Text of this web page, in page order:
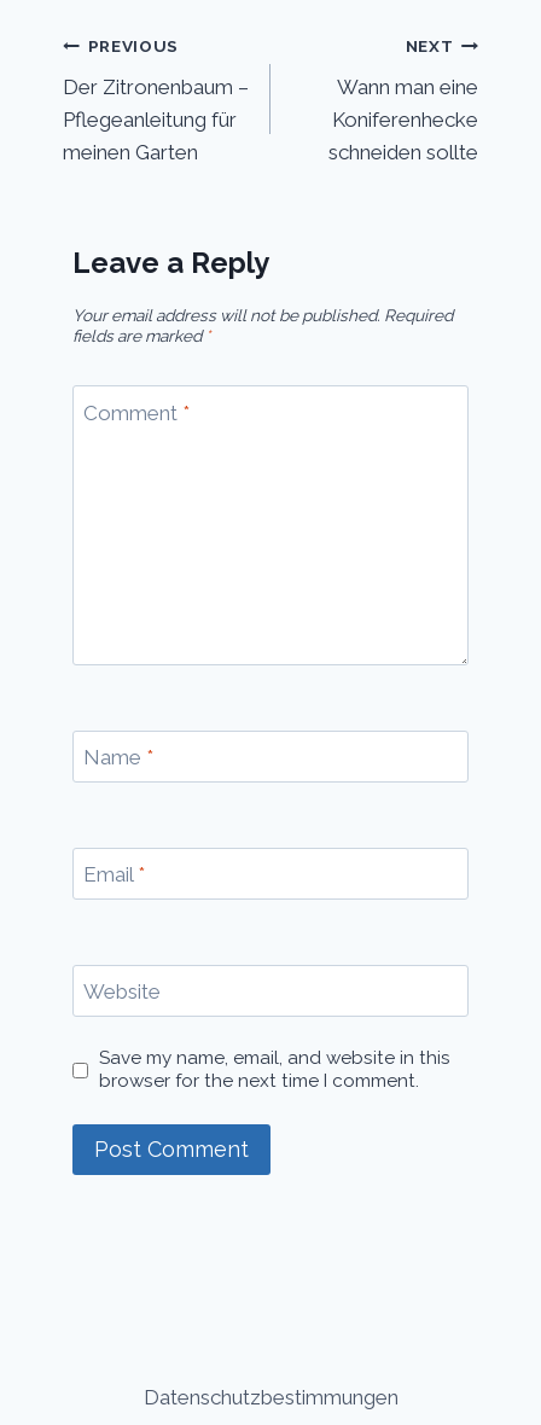
Post
navigation
PREVIOUS
Der Zitronenbaum –
Pflegeanleitung für
meinen Garten
NEXT
Wann man eine
Koniferenhecke
schneiden sollte
Leave a Reply
Your email address will not be published. Required
fields are marked *
Comment *
Name *
Email *
Website
Save my name, email, and website in this
browser for the next time I comment.
Datenschutzbestimmungen